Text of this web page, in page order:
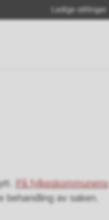
Ledige stillinger
På fylkeskommunens
behandling av saken.